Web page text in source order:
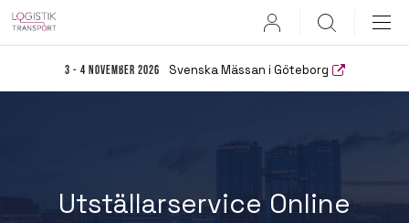
3 - 4 november 2026 Svenska Mässan i Göteborg
User Search
Utställarservice Online